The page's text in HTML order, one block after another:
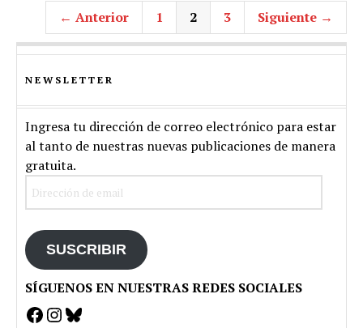
← Anterior 1 2 3 Siguiente →
NEWSLETTER
Ingresa tu dirección de correo electrónico para estar
al tanto de nuestras nuevas publicaciones de manera
gratuita.
SUSCRIBIR
SÍGUENOS EN NUESTRAS REDES SOCIALES
Facebook
Instagram
Bluesky